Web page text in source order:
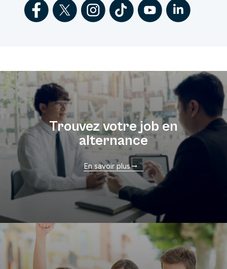
Trouvez votre job en
alternance
En savoir plus